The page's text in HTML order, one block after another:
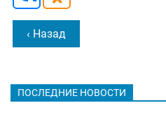
‹ Назад
ПОСЛЕДНИЕ НОВОСТИ